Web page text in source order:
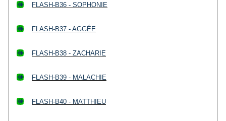
FLASH-B36 - SOPHONIE
FLASH-B37 - AGGÉE
FLASH-B38 - ZACHARIE
FLASH-B39 - MALACHIE
FLASH-B40 - MATTHIEU